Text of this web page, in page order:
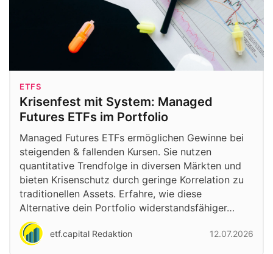
ETFS
Krisenfest mit System: Managed
Futures ETFs im Portfolio
Managed Futures ETFs ermöglichen Gewinne bei
steigenden & fallenden Kursen. Sie nutzen
quantitative Trendfolge in diversen Märkten und
bieten Krisenschutz durch geringe Korrelation zu
traditionellen Assets. Erfahre, wie diese
Alternative dein Portfolio widerstandsfähiger…
etf.capital Redaktion 12.07.2026